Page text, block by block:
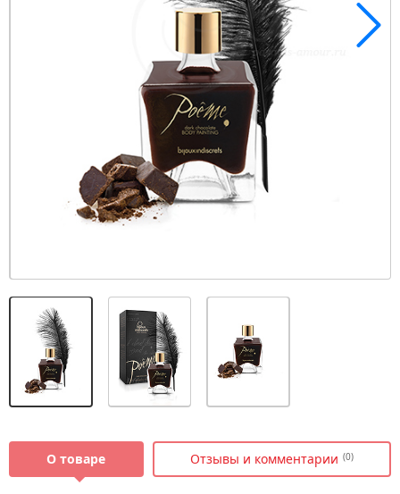
О товаре Отзывы и комментарии (0)